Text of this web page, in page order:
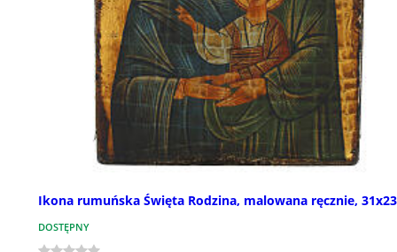
Ikona rumuńska Święta Rodzina, malowana ręcznie,
DOSTĘPNY